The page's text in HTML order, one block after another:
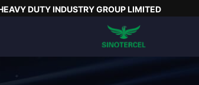
DUTY INDUSTRY GROUP LIMITED